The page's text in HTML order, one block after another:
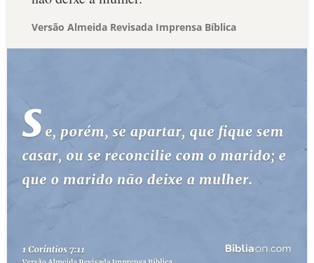
Versão Almeida Revisada Imprensa Bíblica